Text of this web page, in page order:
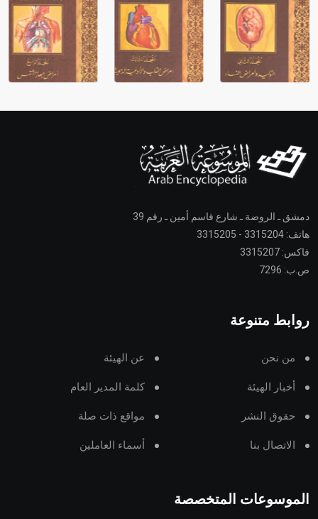
دمشق ـ الروضة ـ شارع قاسم أمين ـ رقم 39
هاتف: 3315204 - 3315205
فاكس: 3315207
ص.ب: 7296
روابط متنوعة
من نحن عن الهيئة
أخبار الهيئة كلمة المدير العام
حقوق النشر مواقع ذات صلة
الاتصال بنا أسماء العاملين
الموسوعات المتخصصة